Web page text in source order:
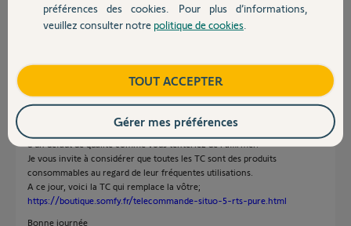
Contact
Curieux....? Sur notre forum avec 13 années d'historique nous n'avons
aucun retour concernant ce modèle de TC.
De plus, cette TC ne se fabrique plus depuis 10 ans, donc, pour une TC de
cet âge, le problème que vous évoquez ne peut en aucun cas provenir
d'un défaut de qualité comme vous tenteriez de l'affirmer.
Je vous invite à considérer que toutes les TC sont des produits
consommables au regard de leur fréquentes utilisations.
A ce jour, voici la TC qui remplace la vôtre;
https://boutique.somfy.fr/telecommande-situo-5-rts-pure.html
Bonne journée
préférences des cookies. Pour plus d’informations,
veuillez consulter notre politique de cookies
TOUT ACCEPTER
Gérer mes préférences